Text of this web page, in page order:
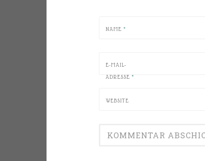
NAME *
E-MAIL-
ADRESSE *
WEBSITE